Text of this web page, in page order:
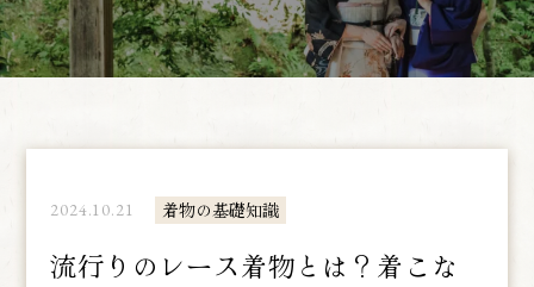
流行りのレース着物とは？着こな
2024.10.21 着物の基礎知識